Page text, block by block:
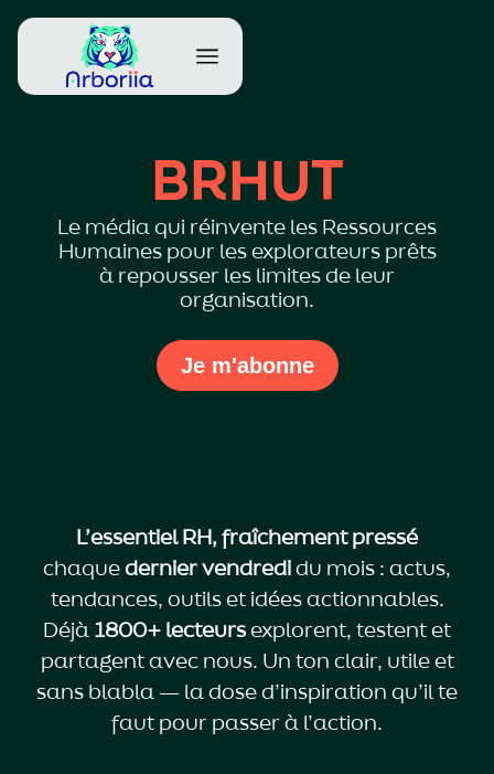
BRHUT
Le média qui réinvente les Ressources
Humaines pour les explorateurs prêts
à repousser les limites de leur
organisation.
Je m'abonne
L’essentiel RH, fraîchement pressé
chaque dernier vendredi du mois : actus,
tendances, outils et idées actionnables.
Déjà 1800+ lecteursexplorent, testent et
partagent avec nous. Un ton clair, utile et
sans blabla — la dose d’inspiration qu’il te
faut pour passer à l’action.